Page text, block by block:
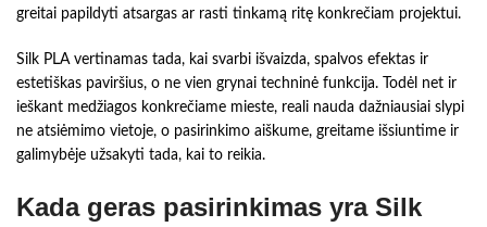
greitai papildyti atsargas ar rasti tinkamą ritę konkrečiam projektui.
Silk PLA vertinamas tada, kai svarbi išvaizda, spalvos efektas ir
estetiškas paviršius, o ne vien grynai techninė funkcija. Todėl net ir
ieškant medžiagos konkrečiame mieste, reali nauda dažniausiai slypi
ne atsiėmimo vietoje, o pasirinkimo aiškume, greitame išsiuntime ir
galimybėje užsakyti tada, kai to reikia.
Kada geras pasirinkimas yra Silk